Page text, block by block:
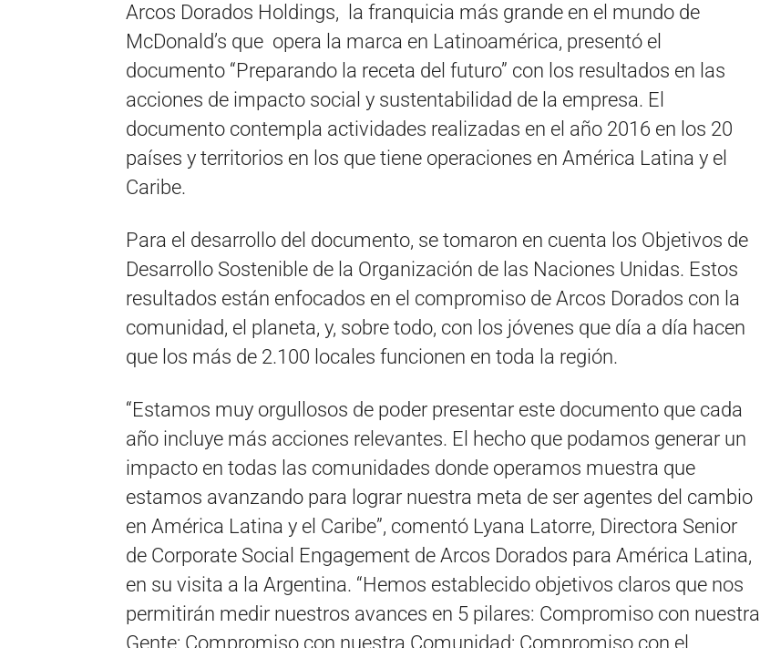
Arcos Dorados Holdings, la franquicia más grande en el mundo de
McDonald’s que opera la marca en Latinoamérica, presentó el
documento “Preparando la receta del futuro” con los resultados en las
acciones de impacto social y sustentabilidad de la empresa. El
documento contempla actividades realizadas en el año 2016 en los 20
países y territorios en los que tiene operaciones en América Latina y el
Caribe.
Para el desarrollo del documento, se tomaron en cuenta los Objetivos de
Desarrollo Sostenible de la Organización de las Naciones Unidas. Estos
resultados están enfocados en el compromiso de Arcos Dorados con la
comunidad, el planeta, y, sobre todo, con los jóvenes que día a día hacen
que los más de 2.100 locales funcionen en toda la región.
“Estamos muy orgullosos de poder presentar este documento que cada
año incluye más acciones relevantes. El hecho que podamos generar un
impacto en todas las comunidades donde operamos muestra que
estamos avanzando para lograr nuestra meta de ser agentes del cambio
en América Latina y el Caribe”, comentó Lyana Latorre, Directora Senior
de Corporate Social Engagement de Arcos Dorados para América Latina,
en su visita a la Argentina. “Hemos establecido objetivos claros que nos
permitirán medir nuestros avances en 5 pilares: Compromiso con nuestra
Gente; Compromiso con nuestra Comunidad; Compromiso con el